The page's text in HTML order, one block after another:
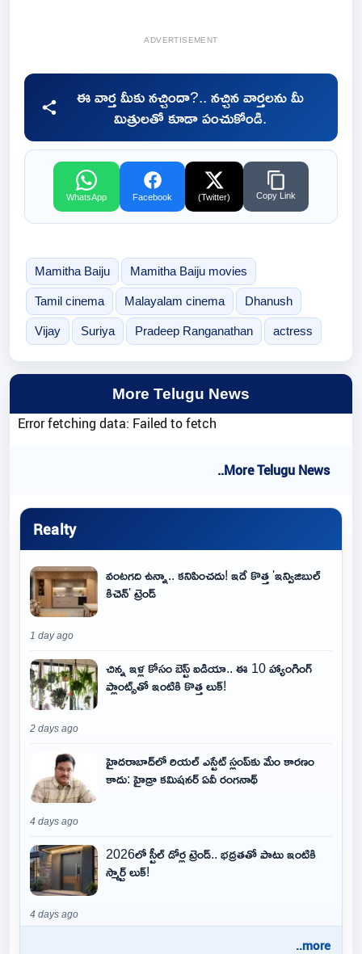
ADVERTISEMENT
ఈ వార్త మీకు నచ్చిందా?.. నచ్చిన వార్తలను మీ
మిత్రులతో కూడా పంచుకోండి.
WhatsApp Facebook (Twitter) Copy Link
Mamitha Baiju Mamitha Baiju movies
Tamil cinema Malayalam cinema Dhanush
Vijay Suriya Pradeep Ranganathan actress
More Telugu News
Error fetching data: Failed to fetch
..More Telugu News
Realty
వంటగది ఉన్నా.. కనిపించదు! ఇదే కొత్త 'ఇన్విజిబుల్
కిచెన్' ట్రెండ్
1 day ago
చిన్న ఇళ్ల కోసం బెస్ట్ ఐడియా.. ఈ 10 హ్యాంగింగ్
ప్లాంట్స్‌తో ఇంటికి కొత్త లుక్!
2 days ago
హైదరాబాద్‌లో రియల్ ఎస్టేట్ స్లంప్‌కు మేం కారణం
కాదు: హైడ్రా కమిషనర్ ఏవీ రంగనాథ్
4 days ago
2026లో స్టీల్ డోర్ల ట్రెండ్.. భద్రతతో పాటు ఇంటికి
స్మార్ట్ లుక్!
4 days ago
..more